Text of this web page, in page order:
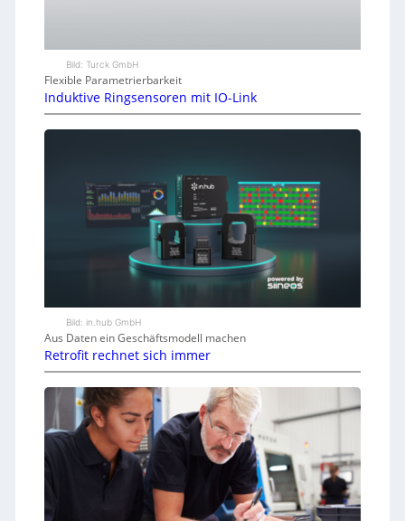
Bild: Turck GmbH
Flexible Parametrierbarkeit
Induktive Ringsensoren mit IO-Link
Bild: in.hub GmbH
Aus Daten ein Geschäftsmodell machen
Retrofit rechnet sich immer